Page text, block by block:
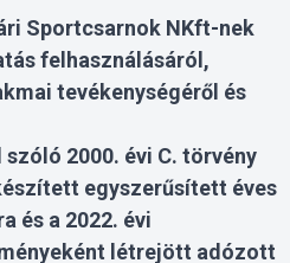
Sportcsarnok NKft-nek
felhasználásáról,
tevékenységéről és
2000. évi C. törvény
egyszerűsített éves
és a 2022. évi
létrejött adózott